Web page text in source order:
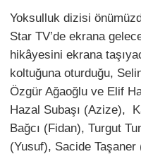
Yoksulluk dizisi
Star TV’de ekrana
hikâyesini ekrana
koltuğuna oturduğu,
Özgür Ağaoğlu ve Elif
Hazal Subaşı (Azize),
Bağcı (Fidan), Turgut
(Yusuf), Sacide